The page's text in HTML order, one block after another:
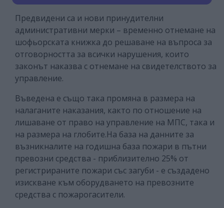
Предвидени са и нови принудителни
административни мерки – временно отнемане на
шофьорската книжка до решаване на въпроса за
отговорността за всички нарушения, които
законът наказва с отнемане на свидетелството за
управление.
Въведена е също така промяна в размера на
налаганите наказания, както по отношение на
лишаване от право на управление на МПС, така и
на размера на глобите.На база на данните за
възникналите на годишна база пожари в пътни
превозни средства - приблизително 25% от
регистрираните пожари със загуби - е създадено
изискване към оборудването на превозните
средства с пожарогасители.